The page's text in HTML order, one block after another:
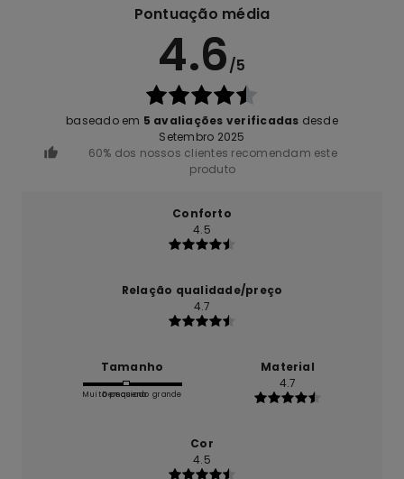
Pontuação média
4.6/5
baseado em 5 avaliações verificadas desde
Setembro 2025
60% dos nossos clientes recomendam este
produto
Conforto
4.5
Relação qualidade/preço
4.7
Tamanho
Muito pequeno
Demasiado grande
Material
4.7
Cor
4.5